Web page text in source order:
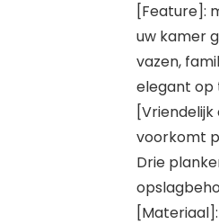
[Feature]:
uw kamer
vazen,
elegant op
voorkomt
Drie